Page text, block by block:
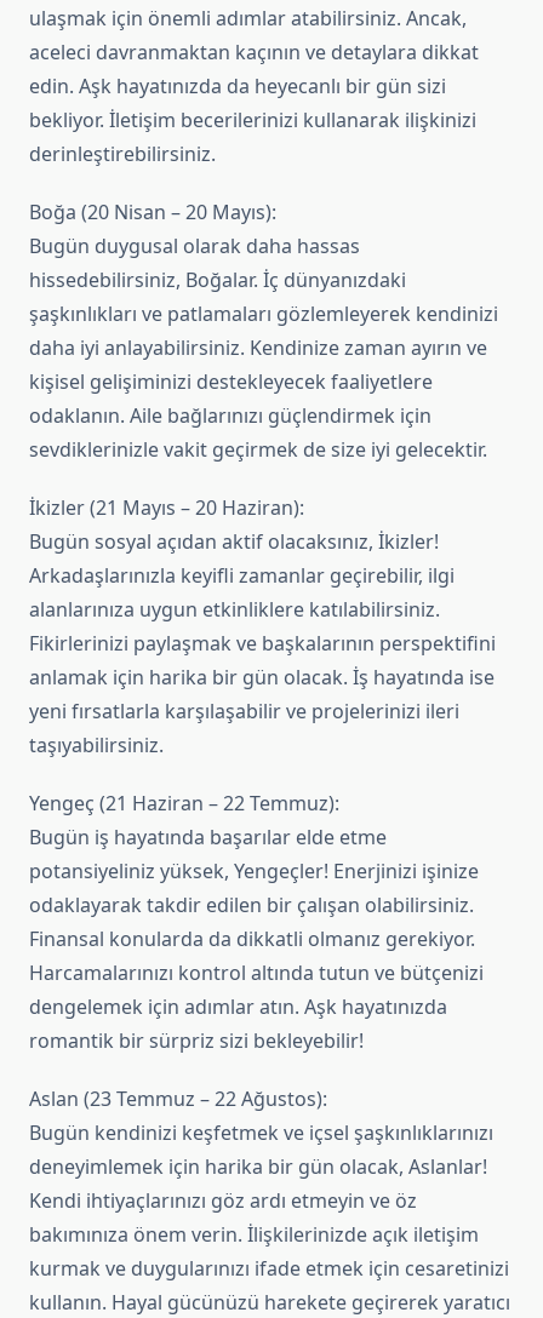
ulaşmak için önemli adımlar atabilirsiniz. Ancak,
aceleci davranmaktan kaçının ve detaylara dikkat
edin. Aşk hayatınızda da heyecanlı bir gün sizi
bekliyor. İletişim becerilerinizi kullanarak ilişkinizi
derinleştirebilirsiniz.
Boğa (20 Nisan – 20 Mayıs):
Bugün duygusal olarak daha hassas
hissedebilirsiniz, Boğalar. İç dünyanızdaki
şaşkınlıkları ve patlamaları gözlemleyerek kendinizi
daha iyi anlayabilirsiniz. Kendinize zaman ayırın ve
kişisel gelişiminizi destekleyecek faaliyetlere
odaklanın. Aile bağlarınızı güçlendirmek için
sevdiklerinizle vakit geçirmek de size iyi gelecektir.
İkizler (21 Mayıs – 20 Haziran):
Bugün sosyal açıdan aktif olacaksınız, İkizler!
Arkadaşlarınızla keyifli zamanlar geçirebilir, ilgi
alanlarınıza uygun etkinliklere katılabilirsiniz.
Fikirlerinizi paylaşmak ve başkalarının perspektifini
anlamak için harika bir gün olacak. İş hayatında ise
yeni fırsatlarla karşılaşabilir ve projelerinizi ileri
taşıyabilirsiniz.
Yengeç (21 Haziran – 22 Temmuz):
Bugün iş hayatında başarılar elde etme
potansiyeliniz yüksek, Yengeçler! Enerjinizi işinize
odaklayarak takdir edilen bir çalışan olabilirsiniz.
Finansal konularda da dikkatli olmanız gerekiyor.
Harcamalarınızı kontrol altında tutun ve bütçenizi
dengelemek için adımlar atın. Aşk hayatınızda
romantik bir sürpriz sizi bekleyebilir!
Aslan (23 Temmuz – 22 Ağustos):
Bugün kendinizi keşfetmek ve içsel şaşkınlıklarınızı
deneyimlemek için harika bir gün olacak, Aslanlar!
Kendi ihtiyaçlarınızı göz ardı etmeyin ve öz
bakımınıza önem verin. İlişkilerinizde açık iletişim
kurmak ve duygularınızı ifade etmek için cesaretinizi
kullanın. Hayal gücünüzü harekete geçirerek yaratıcı